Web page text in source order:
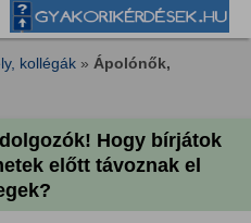
kollégák » Ápolónők,
Hogy bírjátok
előtt távoznak el